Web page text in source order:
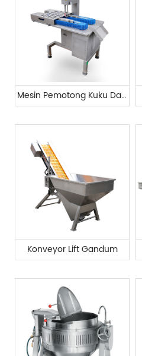
Mesin Pemotong Kuku Daging Komersial Besar
Konveyor Lift Gandum